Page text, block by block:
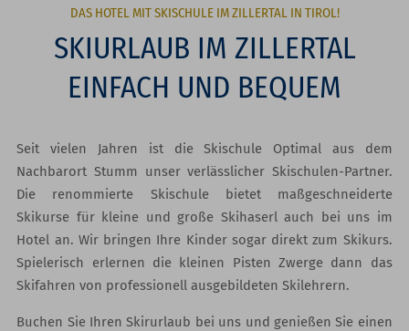
DAS HOTEL MIT SKISCHULE IM ZILLERTAL IN TIROL!
SKIURLAUB IM ZILLERTAL
EINFACH UND BEQUEM
Seit vielen Jahren ist die Skischule Optimal aus dem
Nachbarort Stumm unser verlässlicher Skischulen-Partner.
Die renommierte Skischule bietet maßgeschneiderte
Skikurse für kleine und große Skihaserl auch bei uns im
Hotel an. Wir bringen Ihre Kinder sogar direkt zum Skikurs.
Spielerisch erlernen die kleinen Pisten Zwerge dann das
Skifahren von professionell ausgebildeten Skilehrern.
Buchen Sie Ihren Skirurlaub bei uns und genießen Sie einen